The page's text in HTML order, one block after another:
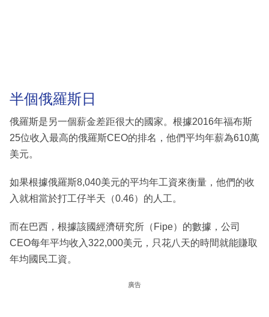
半個俄羅斯日
俄羅斯是另一個薪金差距很大的國家。根據2016年福布斯
25位收入最高的俄羅斯CEO的排名，他們平均年薪為610萬
美元。
如果根據俄羅斯8,040美元的平均年工資來衡量，他們的收
入就相當於打工仔半天（0.46）的人工。
而在巴西，根據該國經濟研究所（Fipe）的數據，公司
CEO每年平均收入322,000美元，只花八天的時間就能賺取
年均國民工資。
廣告